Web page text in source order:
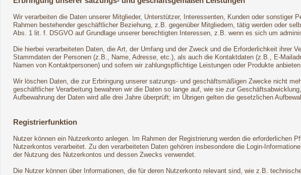
Wir verarbeiten die Daten unserer Mitglieder, Unterstützer, Interessenten, Kunden oder
Rahmen bestehender geschäftlicher Beziehung, z.B. gegenüber Mitgliedern, tätig werden oder
Abs. 1 lit. f. DSGVO auf Grundlage unserer berechtigten Interessen, z.B. wenn es sich um
Die hierbei verarbeiteten Daten, die Art, der Umfang und der Zweck und die Erforderlichkeit ihrer
Stammdaten der Personen (z.B., Name, Adresse, etc.), als auch die Kontaktdaten (z.B., E-
Namen von Kontaktpersonen) und sofern wir zahlungspflichtige Leistungen oder Produkte
Wir löschen Daten, die zur Erbringung unserer satzungs- und geschäftsmäßigen Zwecke nicht
geschäftlicher Verarbeitung bewahren wir die Daten so lange auf, wie sie zur
Aufbewahrung der Daten wird alle drei Jahre überprüft; im Übrigen gelten die gesetzlichen
Registrierfunktion
Nutzer können ein Nutzerkonto anlegen. Im Rahmen der Registrierung werden die
Nutzerkontos verarbeitet. Zu den verarbeiteten Daten gehören insbesondere die Login-
der Nutzung des Nutzerkontos und dessen Zwecks verwendet.
Die Nutzer können über Informationen, die für deren Nutzerkonto relevant sind, wie z.B.